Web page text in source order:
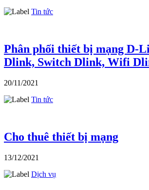
Tin tức
Phân phối thiết bị mạng D-
Dlink, Switch Dlink, Wifi
20/11/2021
Tin tức
Cho thuê thiết bị mạng
13/12/2021
Dịch vụ